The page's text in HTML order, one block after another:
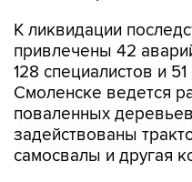
К ликвидации
привлечены 42
128 специалистов и
Смоленске ведется
поваленных
задействованы
самосвалы и другая